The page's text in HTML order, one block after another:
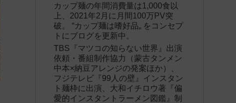
カップ麺の年間消費量は1,000食以
上、2021年2月に月間100万PV突
破。 “カップ麺は嗜好品„ をコンセプ
トにブログを更新中。
TBS『マツコの知らない世界』出演
依頼・番組制作協力（蒙古タンメン
中本×納豆アレンジの発案ほか）、
フジテレビ『99人の壁』インスタン
ト麺枠に出演、大和イチロウ著『偏
愛的インスタントラーメン図鑑』制